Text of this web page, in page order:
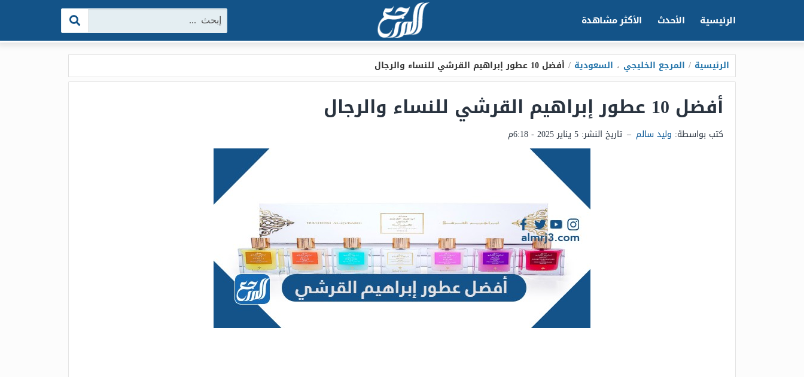
الرئيسية الأحدث الأكثر مشاهدة البحث:
الرئيسية / المرجع الخليجي ، السعودية / أفضل 10 عطور إبراهيم القرشي للنساء والرجال
أفضل 10 عطور إبراهيم القرشي للنساء والرجال
كتب بواسطة: وليد سالم – تاريخ النشر: 5 يناير 2025 - 6:18م